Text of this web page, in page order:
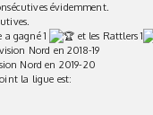
évidemment.
a gagné 1
et les Rattlers 1
Nord en 2018-19
Nord en 2019-20
la ligue est: